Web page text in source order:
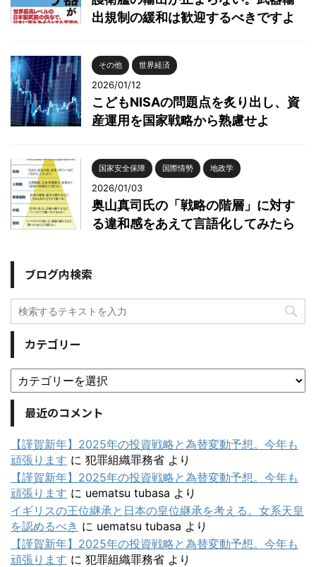
出規制の緩和は歓迎するべきですよ
その他 世界経済
2026/01/12
こどもNISAの問題点を炙り出し、資
産運用を国家戦略から熟慮せよ
国家安全保障 国際情勢 地政学
2026/01/03
奥山真司氏の「戦略の階層」に対す
る違和感をあえて言語化してみたら
ブログ内検索
カテゴリー
最近のコメント
【謹賀新年】2025年の投資戦略と為替変動予想。今年も
頑張ります に 犯罪組織罪務省 より
【謹賀新年】2025年の投資戦略と為替変動予想。今年も
頑張ります に uematsu tubasa より
イギリスの王位継承と日本の皇位継承を考える。女系天皇
を認めるべき に uematsu tubasa より
【謹賀新年】2025年の投資戦略と為替変動予想。今年も
頑張ります に 犯罪組織罪務省 より